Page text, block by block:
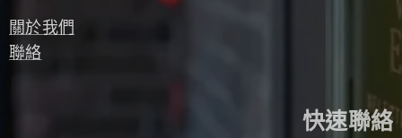
關於我們
聯絡
快速聯絡